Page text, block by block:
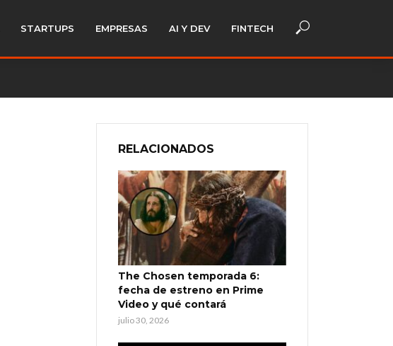
STARTUPS EMPRESAS AI Y DEV FINTECH
RELACIONADOS
The Chosen temporada 6:
fecha de estreno en Prime
Video y qué contará
julio 30, 2026